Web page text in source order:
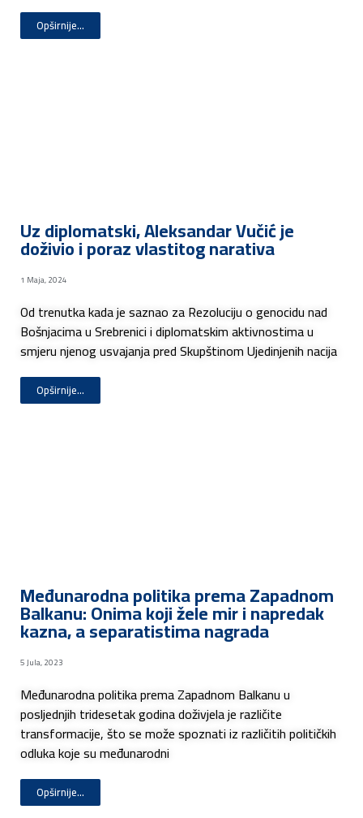
Opširnije...
Uz diplomatski, Aleksandar Vučić je
doživio i poraz vlastitog narativa
1 Maja, 2024
Od trenutka kada je saznao za Rezoluciju o genocidu nad
Bošnjacima u Srebrenici i diplomatskim aktivnostima u
smjeru njenog usvajanja pred Skupštinom Ujedinjenih nacija
Opširnije...
Međunarodna politika prema Zapadnom
Balkanu: Onima koji žele mir i napredak
kazna, a separatistima nagrada
5 Jula, 2023
Međunarodna politika prema Zapadnom Balkanu u
posljednjih tridesetak godina doživjela je različite
transformacije, što se može spoznati iz različitih političkih
odluka koje su međunarodni
Opširnije...